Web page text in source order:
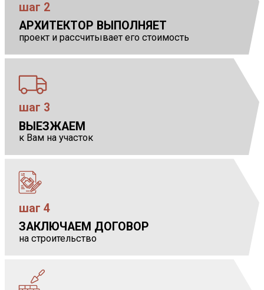
АРХИТЕКТОР ВЫПОЛНЯЕТ
проект и рассчитывает его стоимость
шаг 2
ЗАКЛЮЧАЕМ ДОГОВОР
на строительство
шаг 4
ВЫЕЗЖАЕМ
к Вам на участок
шаг 3